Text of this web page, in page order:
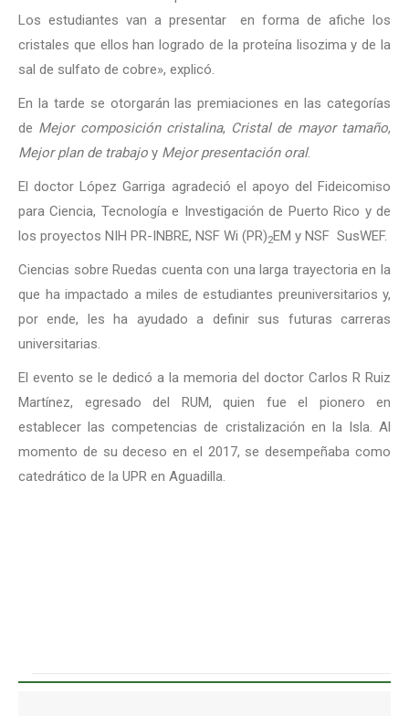
Los estudiantes van a presentar en forma de afiche los
cristales que ellos han logrado de la proteína lisozima y de la
sal de sulfato de cobre», explicó.
En la tarde se otorgarán las premiaciones en las categorías
de Mejor composición cristalina, Cristal de mayor tamaño,
Mejor plan de trabajo y Mejor presentación oral.
El doctor López Garriga agradeció el apoyo del Fideicomiso
para Ciencia, Tecnología e Investigación de Puerto Rico y de
los proyectos NIH PR-INBRE, NSF Wi (PR)2EM y NSF SusWEF.
Ciencias sobre Ruedas cuenta con una larga trayectoria en la
que ha impactado a miles de estudiantes preuniversitarios y,
por ende, les ha ayudado a definir sus futuras carreras
universitarias.
El evento se le dedicó a la memoria del doctor Carlos R Ruiz
Martínez, egresado del RUM, quien fue el pionero en
establecer las competencias de cristalización en la Isla. Al
momento de su deceso en el 2017, se desempeñaba como
catedrático de la UPR en Aguadilla.